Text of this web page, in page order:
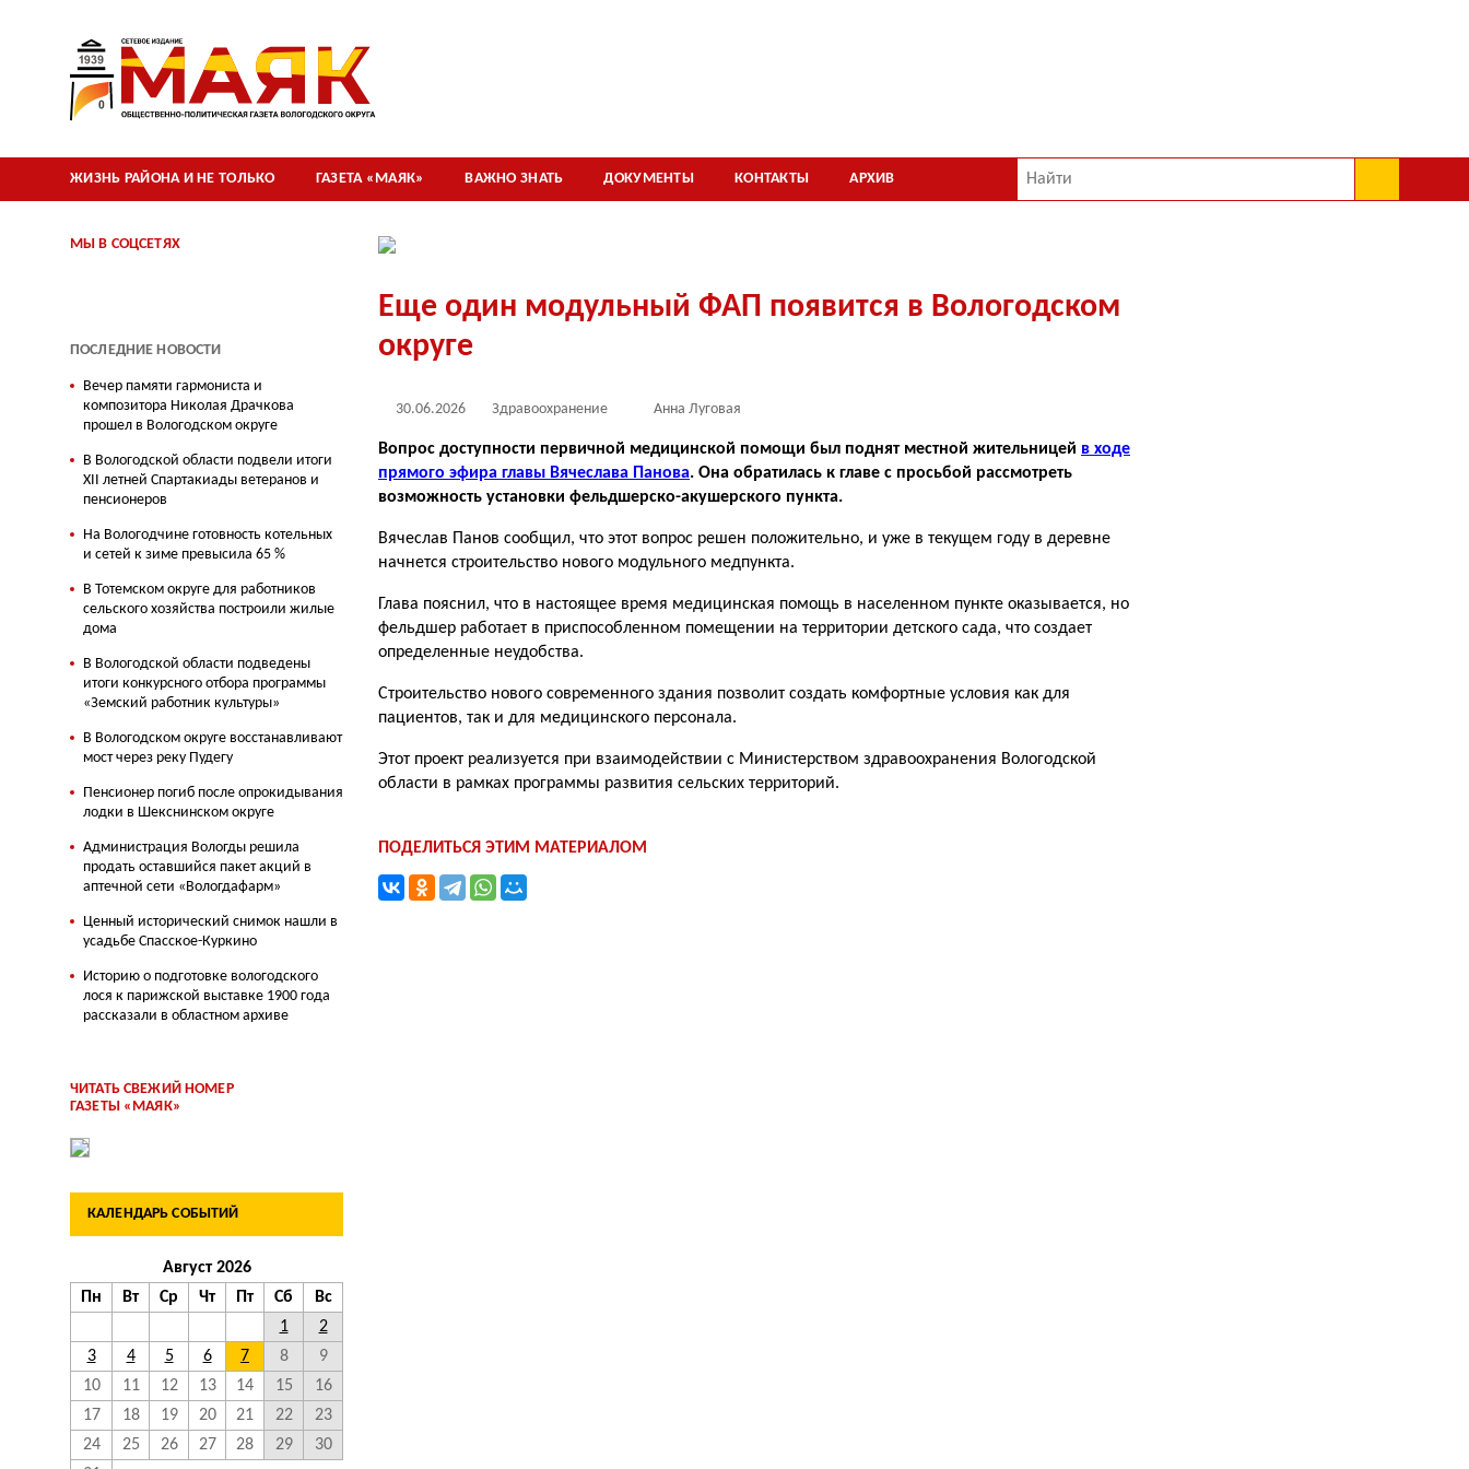
ЖИЗНЬ РАЙОНА И НЕ ТОЛЬКО ГАЗЕТА «МАЯК» ВАЖНО ЗНАТЬ ДОКУМЕНТЫ КОНТАКТЫ АРХИВ
Еще один модульный ФАП появится в Вологодском
округе
30.06.2026 Здравоохранение Анна Луговая
Вопрос доступности первичной медицинской помощи был поднят местной жительницей в ходе
прямого эфира главы Вячеслава Панова. Она обратилась к главе с просьбой рассмотреть
возможность установки фельдшерско-акушерского пункта.
Вячеслав Панов сообщил, что этот вопрос решен положительно, и уже в текущем году в деревне
начнется строительство нового модульного медпункта.
Глава пояснил, что в настоящее время медицинская помощь в населенном пункте оказывается, но
фельдшер работает в приспособленном помещении на территории детского сада, что создает
определенные неудобства.
Строительство нового современного здания позволит создать комфортные условия как для
пациентов, так и для медицинского персонала.
Этот проект реализуется при взаимодействии с Министерством здравоохранения Вологодской
области в рамках программы развития сельских территорий.
ПОДЕЛИТЬСЯ ЭТИМ МАТЕРИАЛОМ
МЫ В СОЦСЕТЯХ
ПОСЛЕДНИЕ НОВОСТИ
Вечер памяти гармониста и
композитора Николая Драчкова
прошел в Вологодском округе
В Вологодской области подвели итоги
XII летней Спартакиады ветеранов и
пенсионеров
На Вологодчине готовность котельных
и сетей к зиме превысила 65 %
В Тотемском округе для работников
сельского хозяйства построили жилые
дома
В Вологодской области подведены
итоги конкурсного отбора программы
«Земский работник культуры»
В Вологодском округе восстанавливают
мост через реку Пудегу
Пенсионер погиб после опрокидывания
лодки в Шекснинском округе
Администрация Вологды решила
продать оставшийся пакет акций в
аптечной сети «Вологдафарм»
Ценный исторический снимок нашли в
усадьбе Спасское-Куркино
Историю о подготовке вологодского
лося к парижской выставке 1900 года
рассказали в областном архиве
ЧИТАТЬ СВЕЖИЙ НОМЕР
ГАЗЕТЫ «МАЯК»
КАЛЕНДАРЬ СОБЫТИЙ
Август 2026
Пн
Вт Ср Чт Пт Сб
Вс
1
2
3
4 5 6 7 8
9
10
11 12 13 14 15
16
17
18 19 20 21 22
23
24
25 26 27 28 29
30